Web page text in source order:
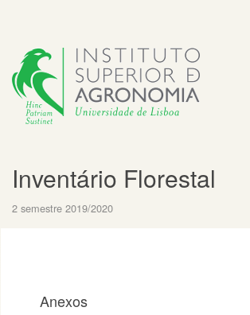
Inventário Florestal
2 semestre 2019/2020
Anexos